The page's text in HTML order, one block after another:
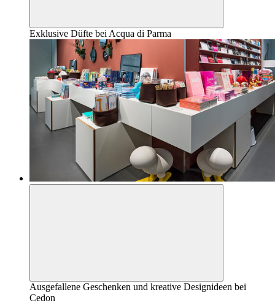
Exklusive Düfte bei Acqua di Parma
Ausgefallene Geschenken und kreative Designideen bei
Cedon